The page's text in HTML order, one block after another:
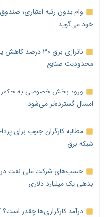
وام بدون رتبه اعتباری؛
خود می‌گوید
ناترازی برق ۳۰
محدودیت صنایع
ورود بخش خصوصی به
امسال گسترده‌تر می‌شود
مطالبه کارگران جنوب برای
شبکه برق
حساب‌های شرکت ملی نفت
بدهی یک میلیارد دلاری
درآمد کارگزاری‌ها چقدر است؟